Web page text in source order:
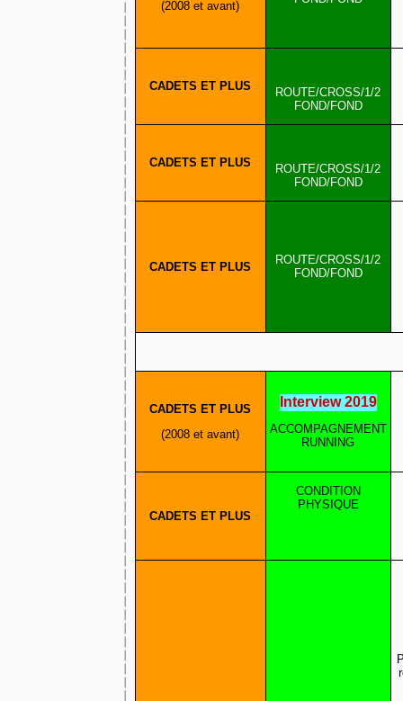
(2008 et avant)
CADETS ET PLUS
ROUTE/CROSS/1/2
FOND/FOND
CADETS ET PLUS
ROUTE/CROSS/1/2
FOND/FOND
CADETS ET PLUS
ROUTE/CROSS/1/2
FOND/FOND
CADETS ET PLUS
(2008 et avant)
Interview 2019
ACCOMPAGNEMENT
RUNNING
CADETS ET PLUS
CONDITION
PHYSIQUE